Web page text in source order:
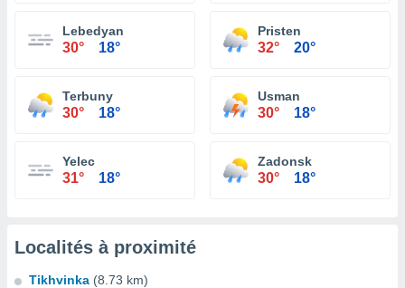
Lebedyan
30° 18°
Pristen
32° 20°
Terbuny
30° 18°
Usman
30° 18°
Yelec
31° 18°
Zadonsk
30° 18°
Localités à proximité
Tikhvinka (8.73 km)